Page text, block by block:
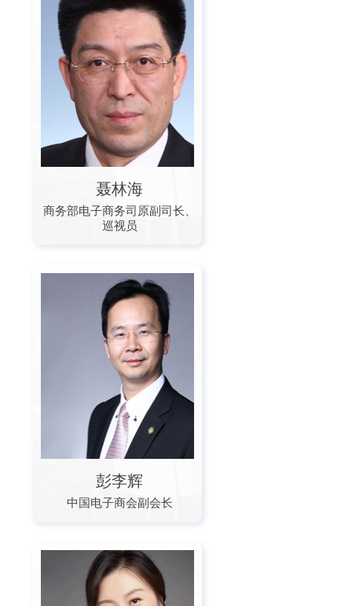
聂林海
商务部电子商务司原副司长、
巡视员
彭李辉
中国电子商会副会长